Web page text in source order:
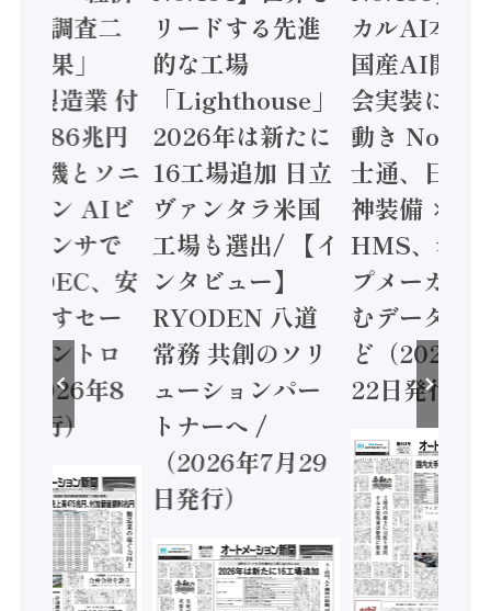
態調査二
結果」
年製造業 付
額86兆円
電機とソニ
コン AIビ
センサで
/ IDEC、安
かすセー
コントロ
2026年8
発行）
リードする先進
的な工場
「Lighthouse」
2026年は新たに
16工場追加 日立
ヴァンタラ米国
工場も選出/ 【イ
ンタビュー】
RYODEN 八道
常務 共創のソリ
ューションパー
トナーへ /
（2026年7月29
日発行）
カルAI本格
国産AI開発
会実装に活
動き
士通、日立
神装備 ×
HMS、老舗
プメーカー
むデータ活
ど（2026年
22日発行）